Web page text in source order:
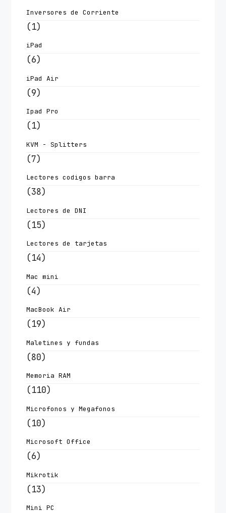
Inversores de Corriente
(1)
iPad
(6)
iPad Air
(9)
Ipad Pro
(1)
KVM - Splitters
(7)
Lectores codigos barra
(38)
Lectores de DNI
(15)
Lectores de tarjetas
(14)
Mac mini
(4)
MacBook Air
(19)
Maletines y fundas
(80)
Memoria RAM
(110)
Microfonos y Megafonos
(10)
Microsoft Office
(6)
Mikrotik
(13)
Mini PC